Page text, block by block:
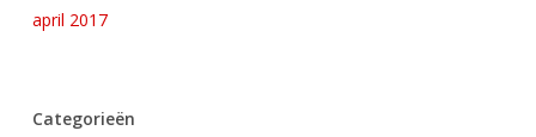
april 2017
Categorieën